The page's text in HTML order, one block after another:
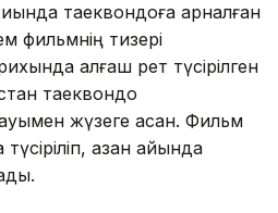
таеквондоға арналған
фильмнің тизері
алғаш рет түсірілген
таеквондо
жүзеге асқан. Фильм
қазан айында